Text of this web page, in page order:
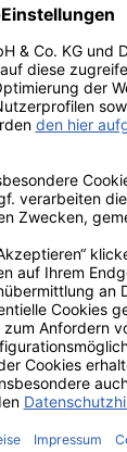
Alternativ
kleine